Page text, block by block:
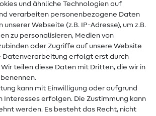
und ähnliche Technologien auf
verarbeiten personenbezogene Daten
unserer Webseite (z.B. IP-Adresse), um z.B.
zu personalisieren, Medien von
oder Zugriffe auf unsere Website
Datenverarbeitung erfolgt erst durch
teilen diese Daten mit Dritten, die wir in
kann mit Einwilligung oder aufgrund
Interesses erfolgen. Die Zustimmung kann
werden. Es besteht das Recht, nicht